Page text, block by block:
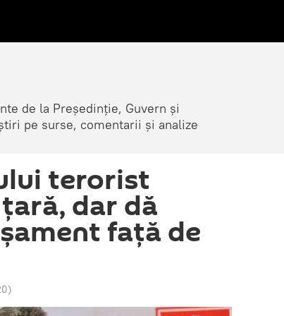
de la Președinție, Guvern și
pe surse, comentarii și analize
terorist
dar dă
față de
)